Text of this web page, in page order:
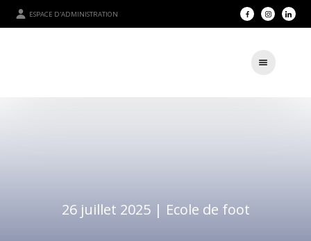
ESPACE D'ADMINISTRATION
26 juillet 2025 | Ecole de foot